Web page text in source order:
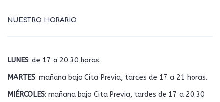
NUESTRO HORARIO
LUNES: de 17 a 20.30 horas.
MARTES: mañana bajo Cita Previa, tardes de 17 a 21 horas.
MIÉRCOLES: mañana bajo Cita Previa, tardes de 17 a 20.30